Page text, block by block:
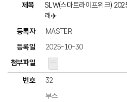
SLW(스마트라이프위크)
래✈️
MASTER
2025-10-30
32
부스